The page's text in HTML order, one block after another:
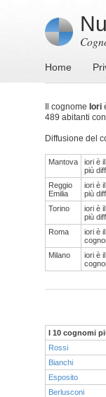
Home
Il cognome Iori
489 abitanti
Diffusione del
Mantova
iori è
più
Reggio
Emilia
iori è
più
Torino
iori è
più
Roma
iori è
Milano
iori è
I 10 cognomi
Rossi
Bianchi
Esposito
Berlusconi